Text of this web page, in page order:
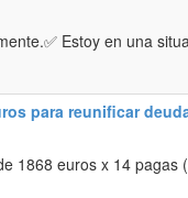
Estoy en una
para reunificar
1868 euros x 14